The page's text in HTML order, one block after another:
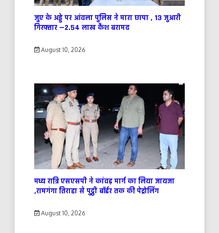
जुए के अड्डे पर आंवला पुलिस ने मारा छापा , 13 जुआरी
गिरफ्तार —2.54 लाख कैश बरामद
August 10, 2026
मध्य रात्रि एसएसपी ने कांवड़ मार्ग का लिया जायजा
,रामगंगा तिराहा से पुट्ठी बॉर्डर तक की पेट्रोलिंग
August 10, 2026